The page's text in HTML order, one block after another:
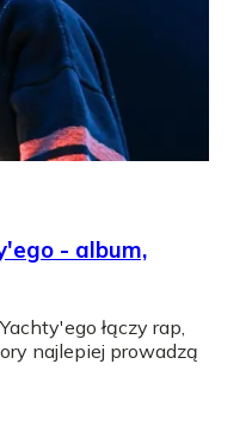
- album,
łączy rap,
najlepiej prowadzą